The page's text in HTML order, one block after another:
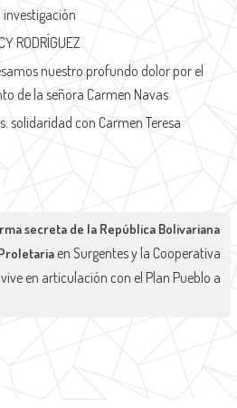
RODRÍGUEZ
nuestro profundo dolor por el
de la señora Carmen Navas
solidaridad con Carmen Teresa
secreta de la República Bolivariana
en Surgentes y la Cooperativa
en articulación con el Plan Pueblo a